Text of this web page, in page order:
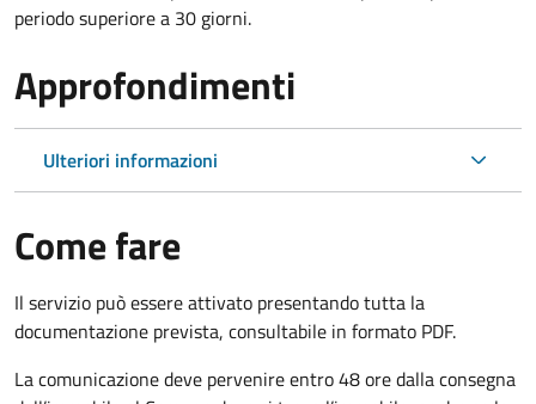
periodo superiore a 30 giorni.
Approfondimenti
Ulteriori informazioni
Come fare
Il servizio può essere attivato presentando tutta la
documentazione prevista, consultabile in formato PDF.
La comunicazione deve pervenireentro 48 oredalla consegna